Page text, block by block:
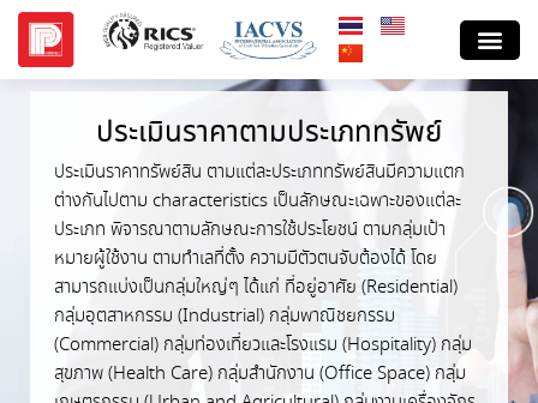
ประเมินราคาตามประเภททรัพย์
ประเมินราคาทรัพย์สิน ตามแต่ละประเภททรัพย์สินมีความแตก
ต่างกันไปตาม characteristics เป็นลักษณะเฉพาะของแต่ละ
ประเภท พิจารณาตามลักษณะการใช้ประโยชน์ ตามกลุ่มเป้า
หมายผู้ใช้งาน ตามทำเลที่ตั้ง ความมีตัวตนจับต้องได้ โดย
สามารถแบ่งเป็นกลุ่มใหญ่ๆ ได้แก่ ที่อยู่อาศัย (Residential)
กลุ่มอุตสาหกรรม (Industrial) กลุ่มพาณิชยกรรม
(Commercial) กลุ่มท่องเที่ยวและโรงแรม (Hospitality) กลุ่ม
สุขภาพ (Health Care) กลุ่มสำนักงาน (Office Space) กลุ่ม